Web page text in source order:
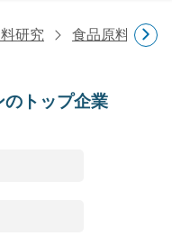
研究 食品原料・食
トップ企業